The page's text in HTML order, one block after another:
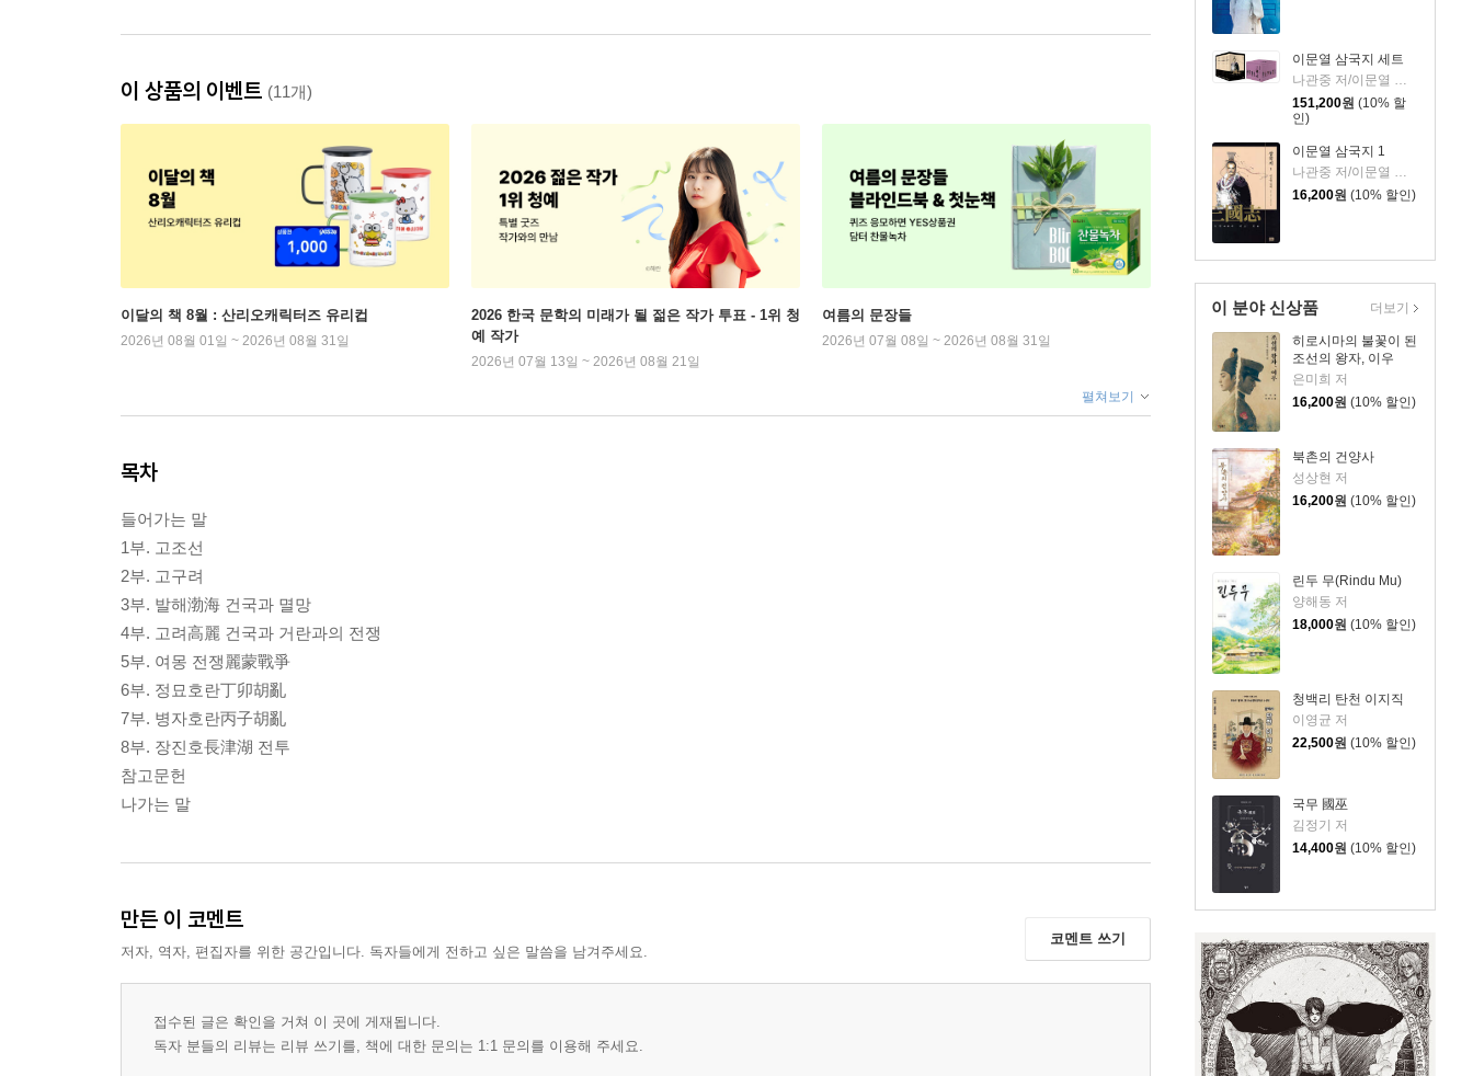
이문열 삼국지 세트
나관중 저/이문열 평역/정문 그림
151,200원 (10% 할
인)
이문열 삼국지 1
나관중 저/이문열 평역/정문 그림
16,200원 (10% 할인)
이 분야 신상품
히로시마의 불꽃이 된
조선의 왕자, 이우
은미희 저
16,200원 (10% 할인)
북촌의 건양사
성상현 저
16,200원 (10% 할인)
린두 무(Rindu Mu)
양해동 저
18,000원 (10% 할인)
청백리 탄천 이지직
이영균 저
22,500원 (10% 할인)
국무 國巫
김정기 저
14,400원 (10% 할인)
더보기
이 상품의 이벤트 (11개)
이달의 책 8월 : 산리오캐릭터즈 유리컵
2026년 08월 01일 ~ 2026년 08월 31일
2026 한국 문학의 미래가 될 젊은 작가 투표 - 1위 청
예 작가
2026년 07월 13일 ~ 2026년 08월 21일
여름의 문장들
2026년 07월 08일 ~ 2026년 08월 31일
펼쳐보기
목차
들어가는 말
1부. 고조선
2부. 고구려
3부. 발해渤海 건국과 멸망
4부. 고려高麗 건국과 거란과의 전쟁
5부. 여몽 전쟁麗蒙戰爭
6부. 정묘호란丁卯胡亂
7부. 병자호란丙子胡亂
8부. 장진호長津湖 전투
참고문헌
나가는 말
만든 이 코멘트
저자, 역자, 편집자를 위한 공간입니다. 독자들에게 전하고 싶은 말씀을 남겨주세요.
코멘트 쓰기
접수된 글은 확인을 거쳐 이 곳에 게재됩니다.
독자 분들의 리뷰는 리뷰 쓰기를, 책에 대한 문의는 1:1 문의를 이용해 주세요.